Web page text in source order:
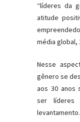
“líderes da
atitude
média global,
Nesse
gênero se
aos 30 anos
ser líderes
levantamento.